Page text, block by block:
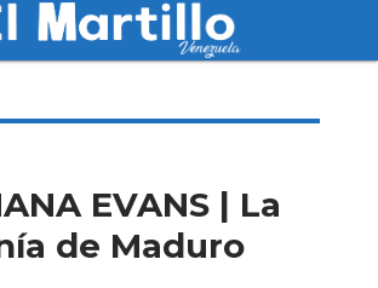
EVANS | La
de Maduro
Suscríbete
servicio gratuito de
en tu email.